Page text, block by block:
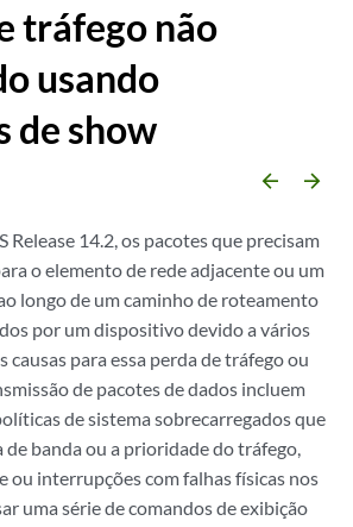
tráfego não
usando
de show
arrow_backward arrow_forward
Release 14.2, os pacotes que precisam
o elemento de rede adjacente ou um
longo de um caminho de roteamento
por um dispositivo devido a vários
causas para essa perda de tráfego ou
de pacotes de dados incluem
de sistema sobrecarregados que
de banda ou a prioridade do tráfego,
ou interrupções com falhas físicas nos
uma série de comandos de exibição